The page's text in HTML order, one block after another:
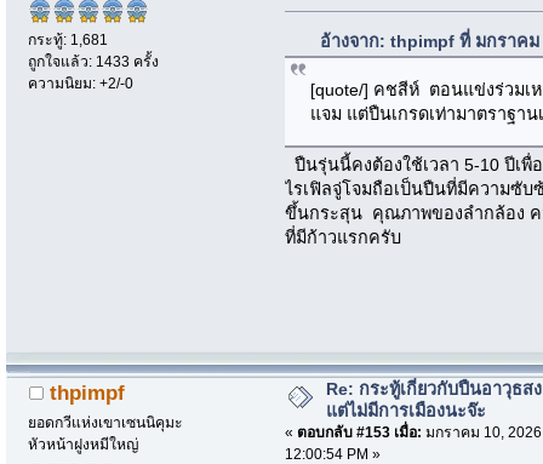
กระทู้: 1,681
ถูกใจแล้ว: 1433 ครั้ง
ความนิยม: +2/-0
อ้างจาก: thpimpf ที่ มกราคม
[quote/] คชสีห์ ตอนแข่งร่วมเ
แจม แต่ปืนเกรดเท่ามาตราฐาน
ปืนรุ่นนี้คงต้องใช้เวลา 5-10 ปีเ
ไรเฟิลจู่โจมถือเป็นปืนที่มีความซับ
ขึ้นกระสุน คุณภาพของลำกล้อง
ที่มีก้าวแรกครับ
thpimpf
ยอดกวีแห่งเขาเซนนิคุมะ
หัวหน้าฝูงหมีใหญ่
Re: กระทู้เกี่ยวกับปืนอาวุธส
แต่ไม่มีการเมืองนะจ๊ะ
« ตอบกลับ #153 เมื่อ: มกราคม 10,
12:00:54 PM »